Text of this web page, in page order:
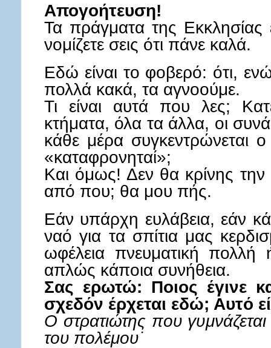
Απογοήτευση!
Τα πράγματα της Εκκλησίας
νομίζετε σεις ότι πάνε καλά.
Εδώ είναι το φοβερό: ότι,
πολλά κακά, τα αγνοούμε.
Τι είναι αυτά που λες;
κτήματα, όλα τα άλλα, οι
κάθε μέρα συγκεντρώνεται
«καταφρονηταί»;
Και όμως! Δεν θα κρίνης
από που; θα μου πής.
Εάν υπάρχη ευλάβεια, εάν
ναό για τα σπίτια μας
ωφέλεια πνευματική πολλή
απλώς κάποια συνήθεια.
Σας ερωτώ: Ποιος έγινε
σχεδόν έρχεται εδώ; Αυτό
Ο στρατιώτης που γυμνάζεται
του πολέμου˙